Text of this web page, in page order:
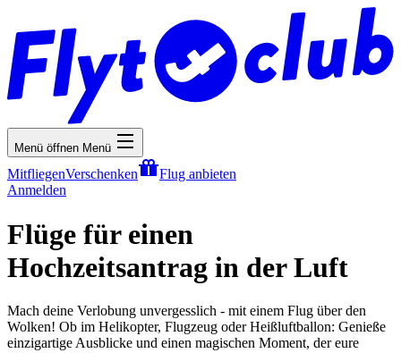
Menü öffnen Menü
MitfliegenVerschenken
Flug anbieten
Anmelden
Flüge für einen
Hochzeitsantrag in der Luft
Mach deine Verlobung unvergesslich - mit einem Flug über den
Wolken! Ob im Helikopter, Flugzeug oder Heißluftballon: Genieße
einzigartige Ausblicke und einen magischen Moment, der eure